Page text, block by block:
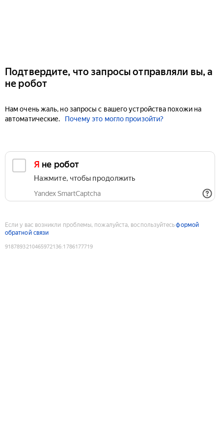
Подтвердите, что запросы отправляли вы, а
не робот
Нам очень жаль, но запросы с вашего устройства похожи на
автоматические.
Почему это могло произойти?
Я не робот
Нажмите, чтобы продолжить
Yandex SmartCaptcha
Если у вас возникли проблемы, пожалуйста, воспользуйтесьформой
обратной связи
9187893210465972136:1786177719